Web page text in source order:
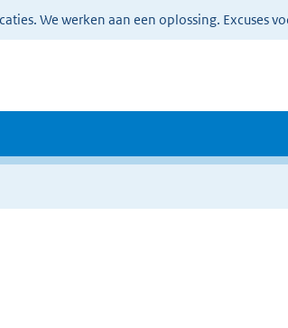
We werken aan een oplossing. Excuses